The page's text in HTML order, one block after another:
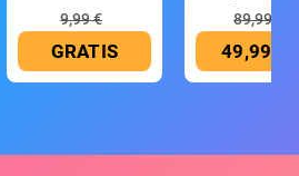
9,99 €
GRATIS
89,99 €
49,99 €